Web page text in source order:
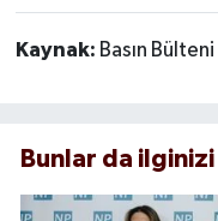
Kaynak: Basın Bülteni
Bunlar da